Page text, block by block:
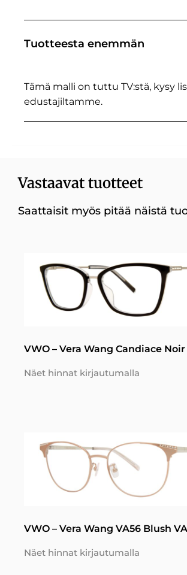
Tuotteesta enemmän
Tämä malli on tuttu TV:stä, kysy
edustajiltamme.
Vastaavat tuotteet
Saattaisit myös pitää näistä
VWO – Vera Wang Candiace Noir
Näet hinnat kirjautumalla
VWO – Vera Wang VA56 Blush
Näet hinnat kirjautumalla